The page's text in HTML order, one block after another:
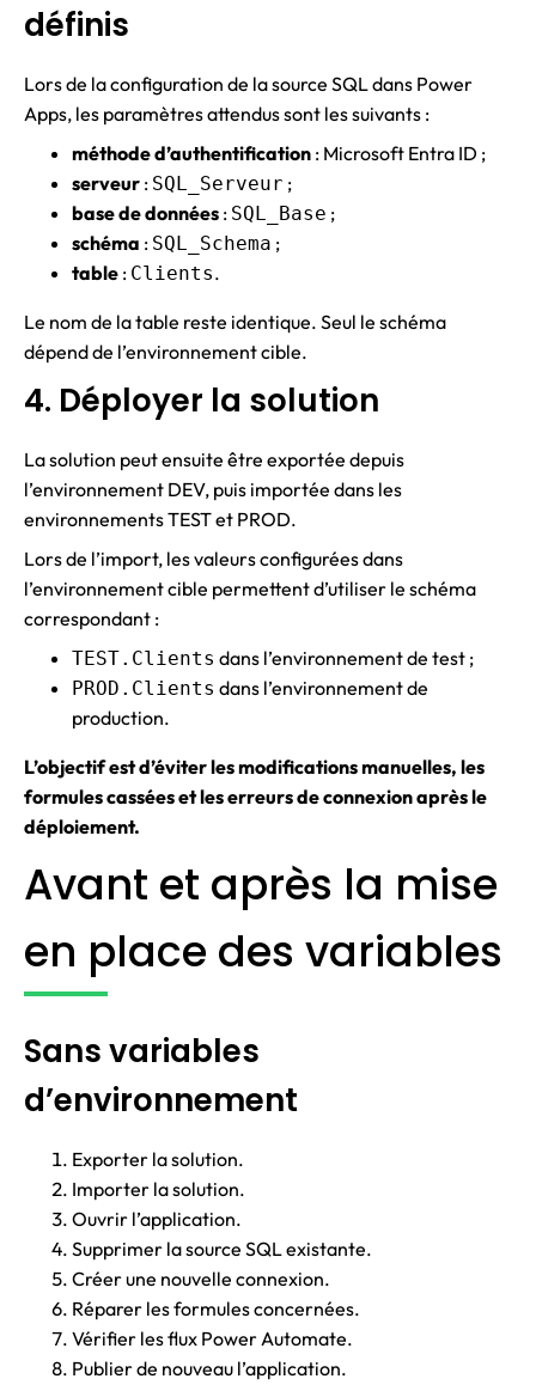
définis
Lors de la configuration de la source SQL dans Power
Apps, les paramètres attendus sont les suivants :
méthode d’authentification : Microsoft Entra ID ;
serveur : SQL_Serveur ;
base de données : SQL_Base ;
schéma : SQL_Schema ;
table : Clients.
Le nom de la table reste identique. Seul le schéma
dépend de l’environnement cible.
4. Déployer la solution
La solution peut ensuite être exportée depuis
l’environnement DEV, puis importée dans les
environnements TEST et PROD.
Lors de l’import, les valeurs configurées dans
l’environnement cible permettent d’utiliser le schéma
correspondant :
TEST.Clients dans l’environnement de test ;
PROD.Clients dans l’environnement de
production.
L’objectif est d’éviter les modifications manuelles, les
formules cassées et les erreurs de connexion après le
déploiement.
Avant et après la mise
en place des variables
Sans variables
d’environnement
Exporter la solution.
Importer la solution.
Ouvrir l’application.
Supprimer la source SQL existante.
Créer une nouvelle connexion.
Réparer les formules concernées.
Vérifier les flux Power Automate.
Publier de nouveau l’application.